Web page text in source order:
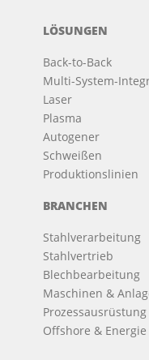
LÖSUNGEN
Back-to-Back
Multi-System-
Laser
Plasma
Autogener
Schweißen
Produktionslinien
BRANCHEN
Stahlverarbeitung
Stahlvertrieb
Blechbearbeitung
Maschinen &
Prozessausrüstung
Offshore & Energie